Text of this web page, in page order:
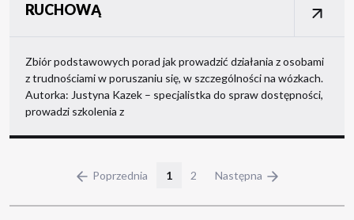
RUCHOWĄ
Zbiór podstawowych porad jak prowadzić działania z osobami
z trudnościami w poruszaniu się, w szczególności na wózkach.
Autorka: Justyna Kazek – specjalistka do spraw dostępności,
prowadzi szkolenia z
Poprzednia 1 2 Następna